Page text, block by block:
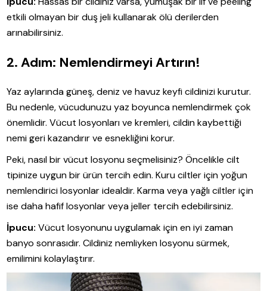
etkili olmayan bir duş jeli kullanarak ölü derilerden
arınabilirsiniz.
2. Adım: Nemlendirmeyi Artırın!
Yaz aylarında güneş, deniz ve havuz keyfi cildinizi kurutur.
Bu nedenle, vücudunuzu yaz boyunca nemlendirmek çok
önemlidir. Vücut losyonları ve kremleri, cildin kaybettiği
nemi geri kazandırır ve esnekliğini korur.
Peki, nasıl bir vücut losyonu seçmelisiniz? Öncelikle cilt
tipinize uygun bir ürün tercih edin. Kuru ciltler için yoğun
nemlendirici losyonlar idealdir. Karma veya yağlı ciltler için
ise daha hafif losyonlar veya jeller tercih edebilirsiniz.
İpucu: Vücut losyonunu uygulamak için en iyi zaman
banyo sonrasıdır. Cildiniz nemliyken losyonu sürmek,
emilimini kolaylaştırır.